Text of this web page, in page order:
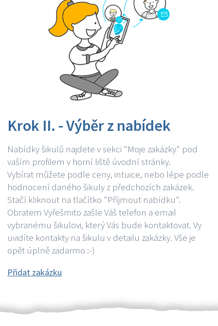
Krok II. - Výběr z nabídek
Nabídky šikulů najdete v sekci "Moje zakázky" pod
vaším profilem v horní liště úvodní stránky.
Vybírat můžete podle ceny, intuice, nebo lépe podle
hodnocení daného šikuly z předchozích zakázek.
Stačí kliknout na tlačítko "Příjmout nabídku".
Obratem Vyřešmito zašle Váš telefon a email
vybranému šikulovi, který Vás bude kontaktovat. Vy
uvidíte kontakty na šikulu v detailu zakázky. Vše je
opět úplně zadarmo :-)
Přidat zakázku